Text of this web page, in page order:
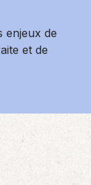
enjeux de
et de